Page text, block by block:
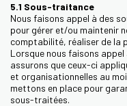
5.1 Sous-traitance
Nous faisons appel à des
pour gérer et/ou maintenir
comptabilité, réaliser de la
Lorsque nous faisons
assurons que ceux-ci
et organisationnelles au
mettons en place pour
sous-traitées.